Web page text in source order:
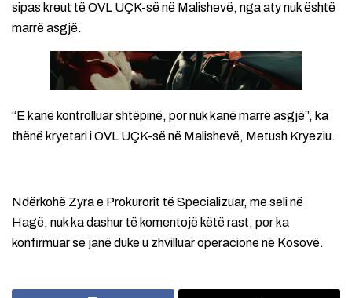
sipas kreut të OVL UÇK-së në Malishevë, nga aty nuk është
marrë asgjë.
“E kanë kontrolluar shtëpinë, por nuk kanë marrë asgjë”, ka
thënë kryetari i OVL UÇK-së në Malishevë, Metush Kryeziu.
Ndërkohë Zyra e Prokurorit të Specializuar, me seli në
Hagë, nuk ka dashur të komentojë këtë rast, por ka
konfirmuar se janë duke u zhvilluar operacione në Kosovë.